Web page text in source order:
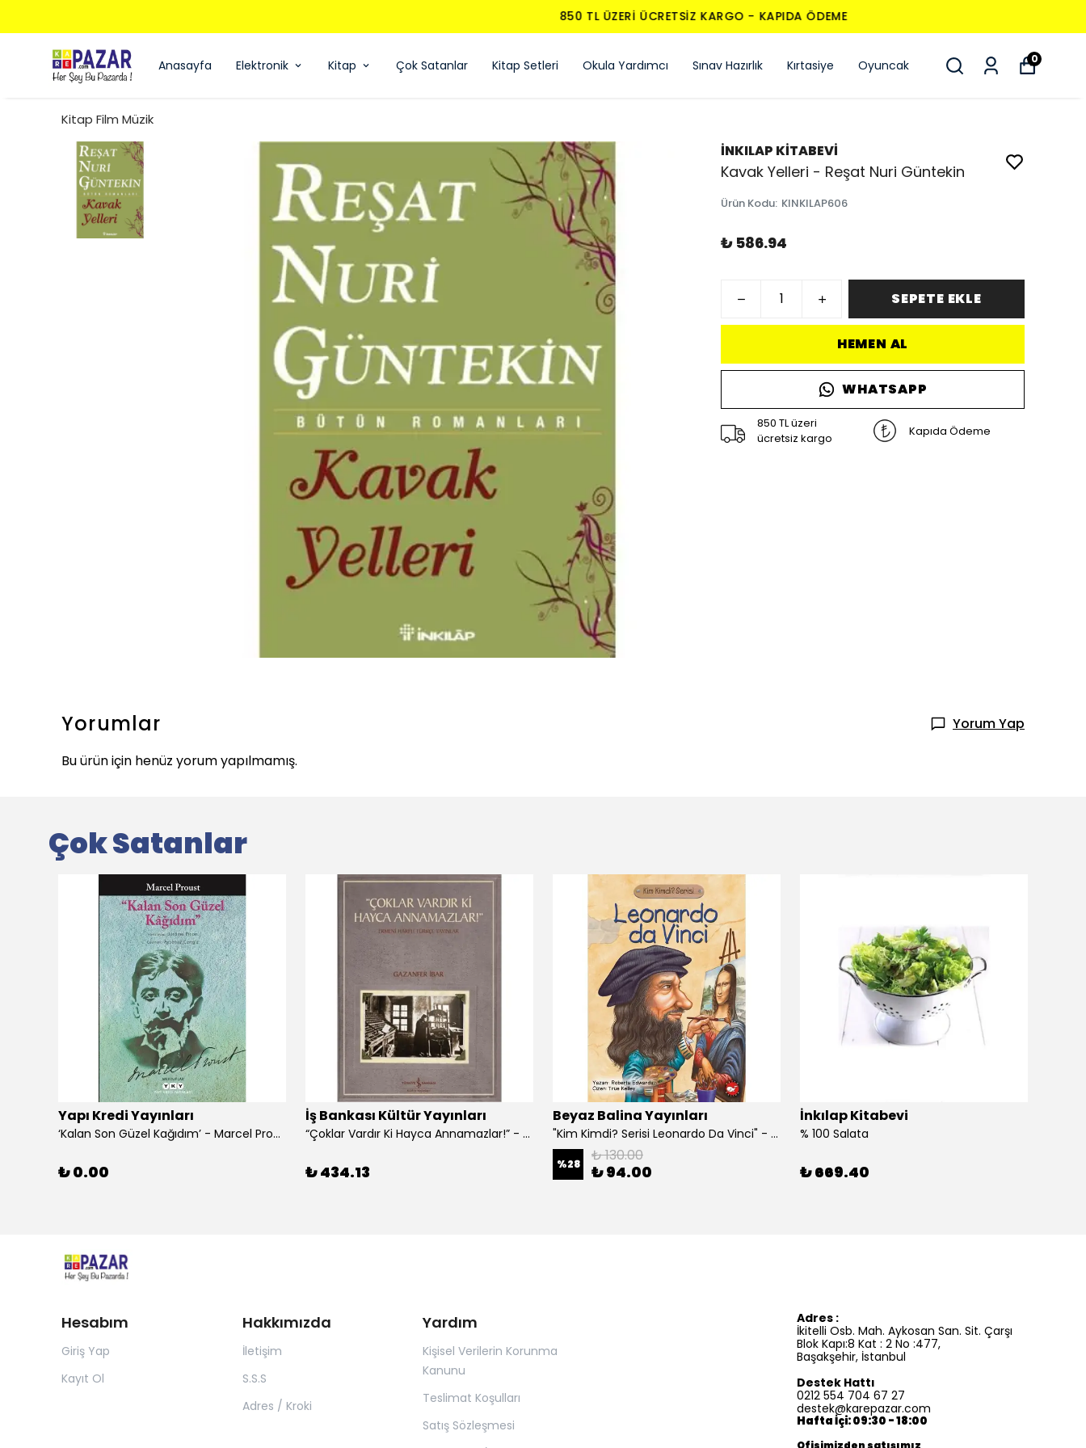
850 TL ÜZERI ÜCRETSIZ KARGO - KAPIDA ÖDEME
Anasayfa Elektronik Kitap Çok Satanlar Kitap Setleri Okula Yardımcı Sınav Hazırlık Kırtasiye Oyuncak 0
Kitap Film Müzik
İNKILAP KİTABEVİ
Kavak Yelleri - Reşat Nuri Güntekin
Ürün Kodu: KINKILAP606
₺ 586.94
SEPETE EKLE
HEMEN AL
WHATSAPP
850 TL üzeri
ücretsiz kargo
Kapıda Ödeme
Yorumlar
Yorum Yap
Bu ürün için henüz yorum yapılmamış.
Çok Satanlar
Yapı Kredi Yayınları
‘Kalan Son Güzel Kağıdım’ - Marcel Proust
₺ 0.00
İş Bankası Kültür Yayınları
“Çoklar Vardır Ki Hayca Annamazlar!” - Gazanfer İbar
₺ 434.13
Beyaz Balina Yayınları
"Kim Kimdi? Serisi Leonardo Da Vinci" - Roberta Edwards
%28 ₺ 130.00
₺ 94.00
İnkılap Kitabevi
% 100 Salata
₺ 669.40
Hesabım
Giriş Yap
Kayıt Ol
Hakkımızda
İletişim
S.S.S
Adres / Kroki
Yardım
Kişisel Verilerin Korunma
Kanunu
Teslimat Koşulları
Satış Sözleşmesi
Adres :
İkitelli Osb. Mah. Aykosan San. Sit. Çarşı
Blok Kapı:8 Kat : 2 No :477,
Başakşehir, İstanbul
Destek Hattı
0212 554 704 67 27
destek@karepazar.com
Hafta İçi: 09:30 - 18:00
Ofisimizden satışımız